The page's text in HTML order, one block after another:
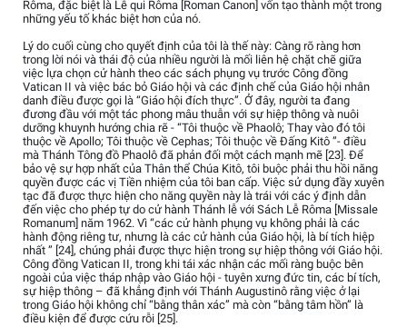
Rôma, đặc biệt là Lễ qui Rôma [Roman Canon] vốn tạo thành một trong
những yếu tố khác biệt hơn của nó.
Lý do cuối cùng cho quyết định của tôi là thế này: Càng rõ ràng hơn
trong lời nói và thái độ của nhiều người là mối liên hệ chặt chẽ giữa
việc lựa chọn cử hành theo các sách phụng vụ trước Công đồng
Vatican II và việc bác bỏ Giáo hội và các định chế của Giáo hội nhân
danh điều được gọi là “Giáo hội đích thực”. Ở đây, người ta đang
đương đầu với một tác phong mâu thuẫn với sự hiệp thông và nuôi
dưỡng khuynh hướng chia rẽ - “Tôi thuộc về Phaolô; Thay vào đó tôi
thuộc về Apollo; Tôi thuộc về Cephas; Tôi thuộc về Đấng Kitô ”- điều
mà Thánh Tông đồ Phaolô đã phản đối một cách mạnh mẽ [23]. Để
bảo vệ sự hợp nhất của Thân thể Chúa Kitô, tôi buộc phải thu hồi năng
quyền được các vị Tiền nhiệm của tôi ban cấp. Việc sử dụng đầy xuyên
tạc đã được thực hiện cho năng quyền này là trái với các ý định dẫn
đến việc cho phép tự do cử hành Thánh lễ với Sách Lễ Rôma [Missale
Romanum] năm 1962. Vì “các cử hành phụng vụ không phải là các
hành động riêng tư, nhưng là các cử hành của Giáo hội, là bí tích hiệp
nhất ” [24], chúng phải được thực hiện trong sự hiệp thông với Giáo hội.
Công đồng Vatican II, trong khi tái xác nhận các mối ràng buộc bên
ngoài của việc tháp nhập vào Giáo hội - tuyên xưng đức tin, các bí tích,
sự hiệp thông – đã khẳng định với Thánh Augustinô rằng việc ở lại
trong Giáo hội không chỉ “bằng thân xác” mà còn “bằng tâm hồn” là
điều kiện để được cứu rỗi [25].